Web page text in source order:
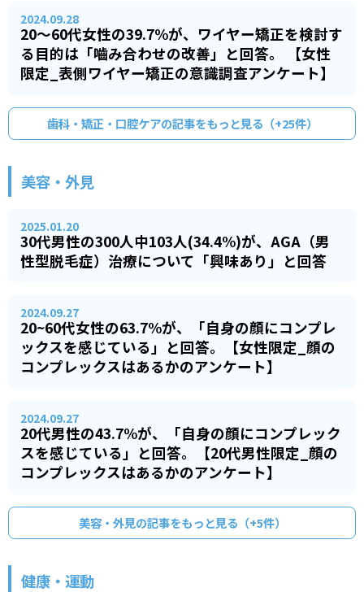
2024.09.28
20～60代女性の39.7%が、ワイヤー矯正を検討す
る目的は「嚙み合わせの改善」と回答。 【女性
限定_表側ワイヤー矯正の意識調査アンケート】
歯科・矯正・口腔ケアの記事をもっと見る（+25件）
美容・外見
2025.01.20
30代男性の300人中103人(34.4%)が、AGA（男
性型脱毛症）治療について「興味あり」と回答
2024.09.27
20~60代女性の63.7%が、「自身の顔にコンプレ
ックスを感じている」と回答。【女性限定_顔の
コンプレックスはあるかのアンケート】
2024.09.27
20代男性の43.7%が、「自身の顔にコンプレック
スを感じている」と回答。【20代男性限定_顔の
コンプレックスはあるかのアンケート】
美容・外見の記事をもっと見る（+5件）
健康・運動